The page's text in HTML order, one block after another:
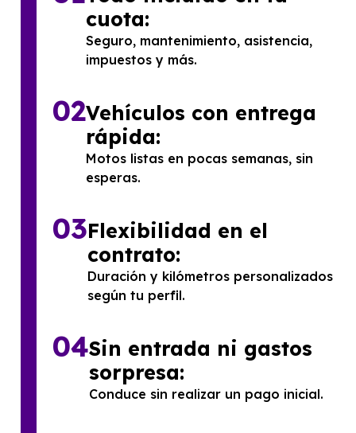
cuota:
Seguro, mantenimiento, asistencia,
impuestos y más.
02Vehículos con entrega
rápida:
Motos listas en pocas semanas, sin
esperas.
03Flexibilidad en el
contrato:
Duración y kilómetros personalizados
según tu perfil.
04Sin entrada ni gastos
sorpresa:
Conduce sin realizar un pago inicial.